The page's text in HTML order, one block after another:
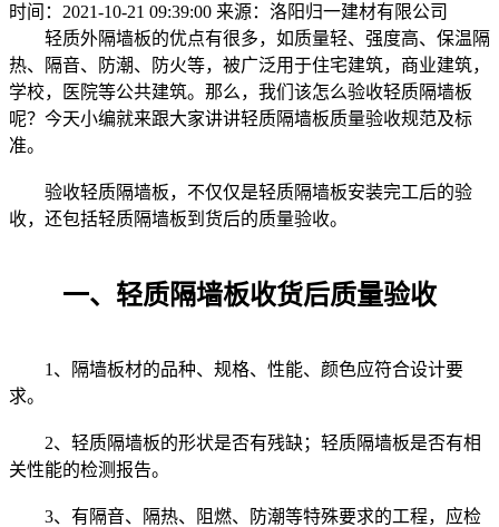
时间：2021-10-21 09:39:00 来源：洛阳归一建材有限公司
轻质外隔墙板的优点有很多，如质量轻、强度高、保温隔
热、隔音、防潮、防火等，被广泛用于住宅建筑，商业建筑，
学校，医院等公共建筑。那么，我们该怎么验收轻质隔墙板
呢？今天小编就来跟大家讲讲轻质隔墙板质量验收规范及标
准。
验收轻质隔墙板，不仅仅是轻质隔墙板安装完工后的验
收，还包括轻质隔墙板到货后的质量验收。
一、轻质隔墙板收货后质量验收
1、隔墙板材的品种、规格、性能、颜色应符合设计要
求。
2、轻质隔墙板的形状是否有残缺；轻质隔墙板是否有相
关性能的检测报告。
3、有隔音、隔热、阻燃、防潮等特殊要求的工程，应检